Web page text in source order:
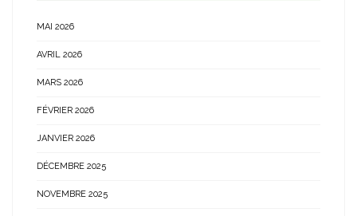
MAI 2026
AVRIL 2026
MARS 2026
FÉVRIER 2026
JANVIER 2026
DÉCEMBRE 2025
NOVEMBRE 2025